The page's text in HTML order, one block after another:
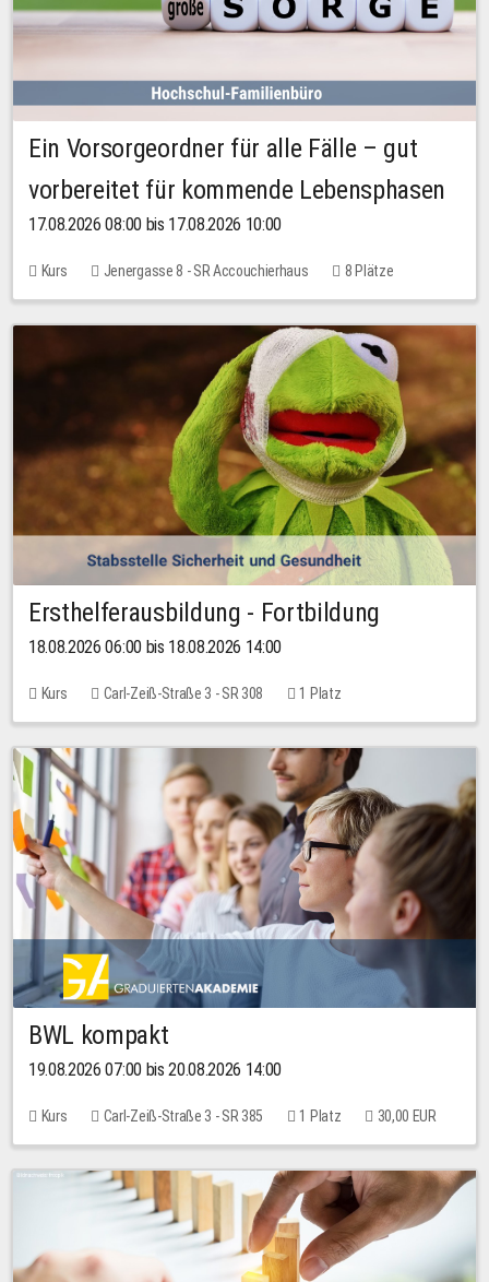
Ein Vorsorgeordner für alle Fälle – gut
vorbereitet für kommende Lebensphasen
17.08.2026 08:00 bis 17.08.2026 10:00
Kurs Jenergasse 8 - SR Accouchierhaus 8 Plätze
Ersthelferausbildung - Fortbildung
18.08.2026 06:00 bis 18.08.2026 14:00
Kurs Carl-Zeiß-Straße 3 - SR 308 1 Platz
BWL kompakt
19.08.2026 07:00 bis 20.08.2026 14:00
Kurs Carl-Zeiß-Straße 3 - SR 385 1 Platz 30,00 EUR